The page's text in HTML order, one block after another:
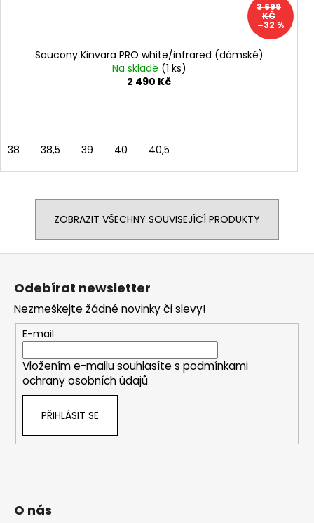
3 699
KČ
–32 %
Saucony Kinvara PRO white/infrared (dámské)
Na skladě (1 ks)
2 490 Kč
38 38,5 39 40 40,5
ZOBRAZIT VŠECHNY SOUVISEJÍCÍ PRODUKTY
Odebírat newsletter
Nezmeškejte žádné novinky či slevy!
E-mail
Vložením e-mailu souhlasíte s podmínkami
ochrany osobních údajů
PŘIHLÁSIT SE
O nás